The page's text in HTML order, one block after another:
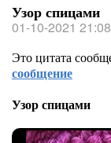
Узор спицами
01-10-2021 21:08
Это цитата
сообщение
Узор спицами